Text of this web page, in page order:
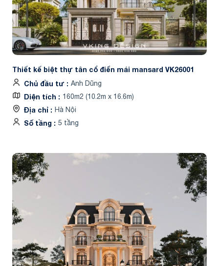
Thiết kế biệt thự tân cổ điển mái mansard VK26001
Chủ đầu tư
Anh Dũng
Diện tích 160m2 (10.2m x 16.6m)
Địa chỉ Hà Nội
Số tầng 5 tầng